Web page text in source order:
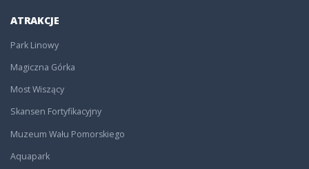
ATRAKCJE
Park Linowy
Magiczna Górka
Most Wiszący
Skansen Fortyfikacyjny
Muzeum Wału Pomorskiego
Aquapark